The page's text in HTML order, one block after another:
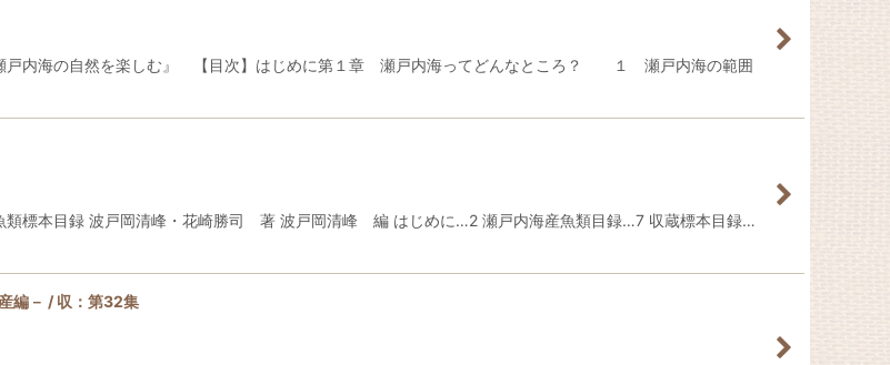
戸内海の自然を楽しむ』 【目次】はじめに第１章 瀬戸内海ってどんなところ？ １ 瀬戸内海の範囲
標本目録 波戸岡清峰・花崎勝司 著 波戸岡清峰 編 はじめに…2 瀬戸内海産魚類目録…7 収蔵標本目録…
編－ / 収：第32集